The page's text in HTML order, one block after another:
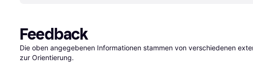
Feedback
Die oben angegebenen Informationen stammen von verschiedenen
zur Orientierung.